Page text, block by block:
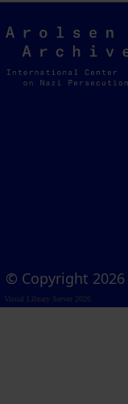
Arolsen
Archives
© Copyright
Visual Library Server 2026